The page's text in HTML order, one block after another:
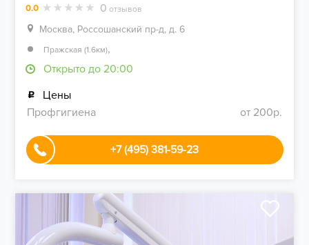
0.0 0 отзывов
Москва, Россошанский пр-д, д. 6
Пражская (1.6км),
Открыто до 20:00
Цены
Профгигиена
от 200р.
+7 (495) 381-59-23